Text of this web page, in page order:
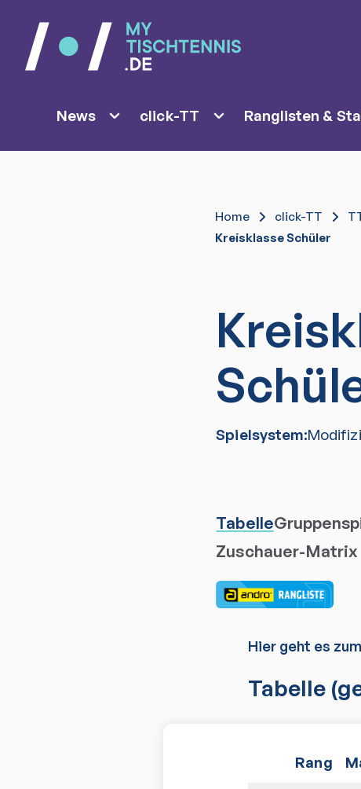
News click-TT Ranglisten &
Home click-TT
Kreisklasse Schüler
Spielsystem:
Tabelle
Zuschauer-Matrix
Hier geht es
Tabelle
Rang